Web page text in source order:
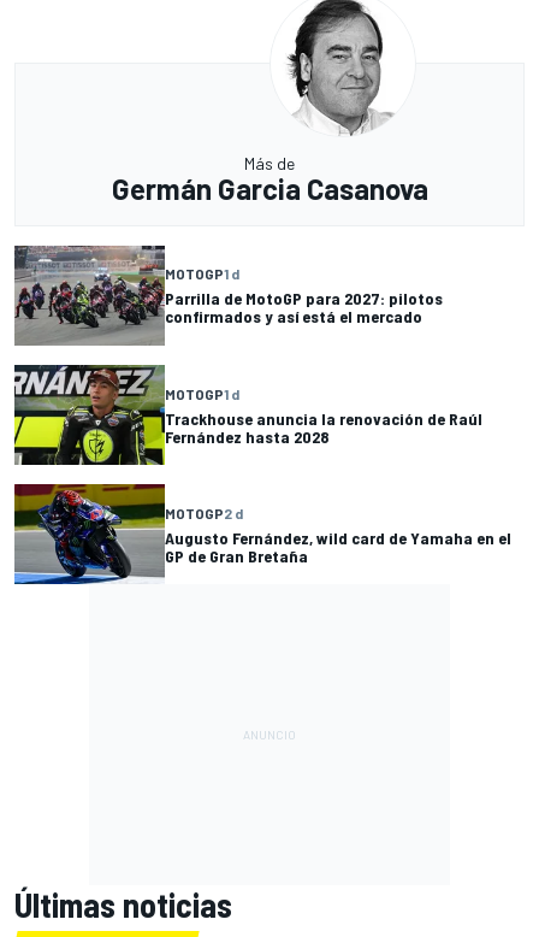
Más de
Germán Garcia Casanova
MOTOGP1 d
Parrilla de MotoGP para 2027: pilotos
confirmados y así está el mercado
MOTOGP1 d
Trackhouse anuncia la renovación de Raúl
Fernández hasta 2028
MOTOGP2 d
Augusto Fernández, wild card de Yamaha en el
GP de Gran Bretaña
Últimas noticias